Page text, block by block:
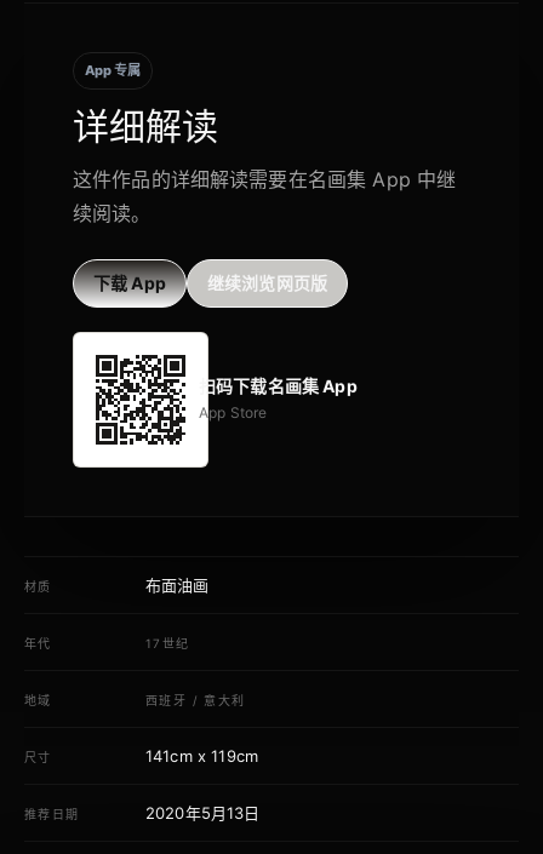
App 专属
详细解读
这件作品的详细解读需要在名画集 App 中继
续阅读。
下载 App 继续浏览网页版
扫码下载名画集 App
App Store
材质 布面油画
年代 17世纪
地域 西班牙 / 意大利
尺寸 141cm x 119cm
推荐日期 2020年5月13日